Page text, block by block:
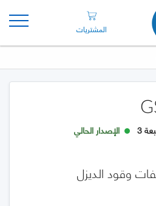
المشتريات
3
الإصدار الحالي
وقود الديزل